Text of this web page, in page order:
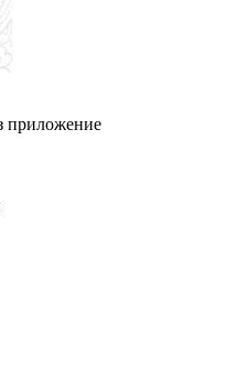
приложение